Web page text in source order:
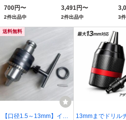
逆ネジ付 BOSCH
700円〜
2件出品中
ルチャック SDK-13
3,491円〜
2件出品中
や
3
送料無料
【口径1.5～13mm】イン
13mmまでドリル